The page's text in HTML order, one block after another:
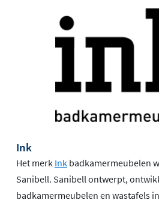
Ink
Het merk Ink badkamermeubelen
Sanibell. Sanibell ontwerpt,
badkamermeubelen en wastafels